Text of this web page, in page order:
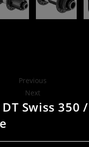
Previous
Next
DT Swiss 350 /